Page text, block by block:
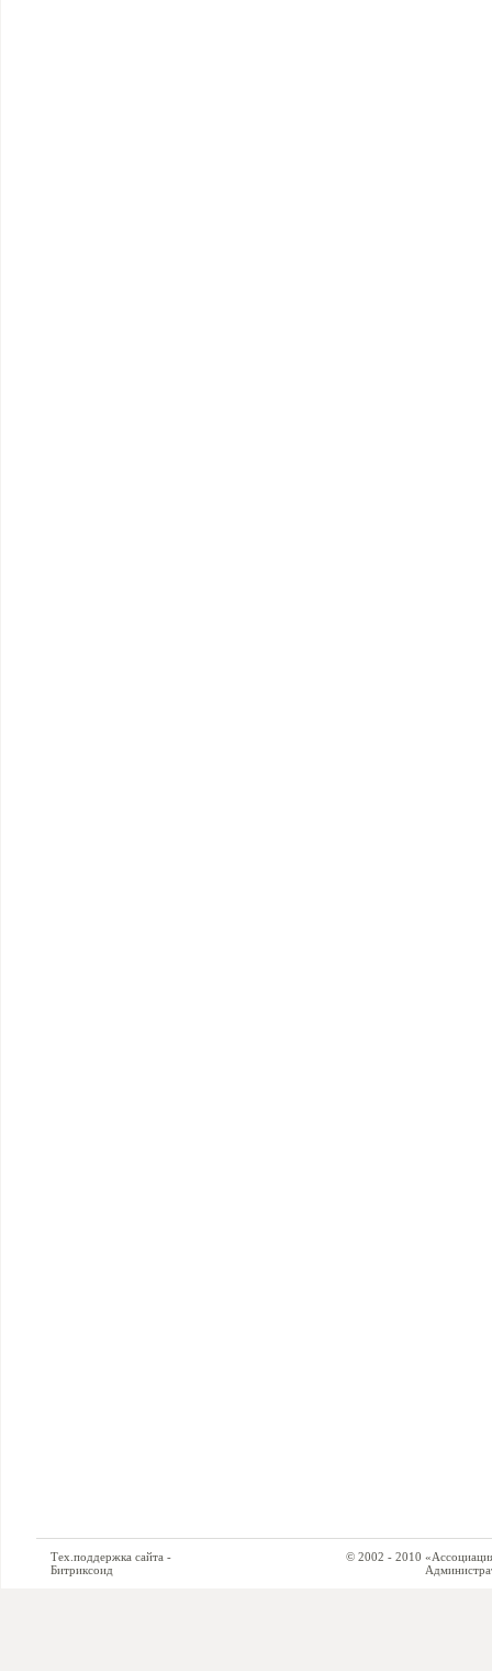
Тех.поддержка сайта -
Битриксоид
© 2002 - 2010 «Ассоциация